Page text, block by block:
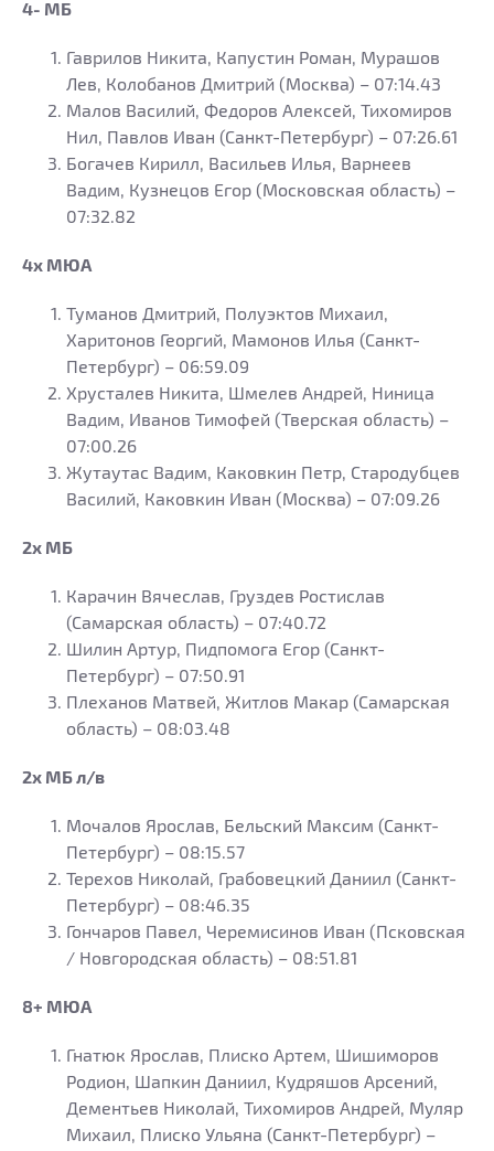
4- МБ
Гаврилов Никита, Капустин Роман, Мурашов
Лев, Колобанов Дмитрий (Москва) – 07:14.43
Малов Василий, Федоров Алексей, Тихомиров
Нил, Павлов Иван (Санкт-Петербург) – 07:26.61
Богачев Кирилл, Васильев Илья, Варнеев
Вадим, Кузнецов Егор (Московская область) –
07:32.82
4х МЮА
Туманов Дмитрий, Полуэктов Михаил,
Харитонов Георгий, Мамонов Илья (Санкт-
Петербург) – 06:59.09
Хрусталев Никита, Шмелев Андрей, Ниница
Вадим, Иванов Тимофей (Тверская область) –
07:00.26
Жутаутас Вадим, Каковкин Петр, Стародубцев
Василий, Каковкин Иван (Москва) – 07:09.26
2х МБ
Карачин Вячеслав, Груздев Ростислав
(Самарская область) – 07:40.72
Шилин Артур, Пидпомога Егор (Санкт-
Петербург) – 07:50.91
Плеханов Матвей, Житлов Макар (Самарская
область) – 08:03.48
2х МБ л/в
Мочалов Ярослав, Бельский Максим (Санкт-
Петербург) – 08:15.57
Терехов Николай, Грабовецкий Даниил (Санкт-
Петербург) – 08:46.35
Гончаров Павел, Черемисинов Иван (Псковская
/ Новгородская область) – 08:51.81
8+ МЮА
Гнатюк Ярослав, Плиско Артем, Шишиморов
Родион, Шапкин Даниил, Кудряшов Арсений,
Дементьев Николай, Тихомиров Андрей, Муляр
Михаил, Плиско Ульяна (Санкт-Петербург) –